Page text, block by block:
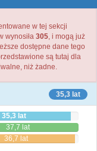
w tej sekcji
wynosiła 305, i mogą już
dostępne dane tego
są tutaj dla
niż żadne.
35,3 lat
35,3 lat
37,7 lat
36,7 lat